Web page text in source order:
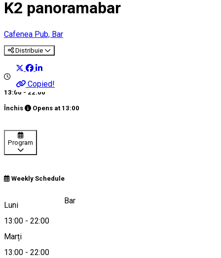
K2 panoramabar
Cafenea Pub, Bar
Distribuie
Copied!
13:00 - 22:00
Închis Opens at 13:00
Program
Weekly Schedule
Luni
13:00 - 22:00
Marți
13:00 - 22:00
Kissomlyó Café&Bar
Hartă